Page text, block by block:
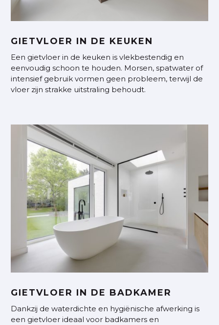
GIETVLOER IN DE KEUKEN
Een gietvloer in de keuken is vlekbestendig en
eenvoudig schoon te houden. Morsen, spatwater of
intensief gebruik vormen geen probleem, terwijl de
vloer zijn strakke uitstraling behoudt.
GIETVLOER IN DE BADKAMER
Dankzij de waterdichte en hygiënische afwerking is
een gietvloer ideaal voor badkamers en